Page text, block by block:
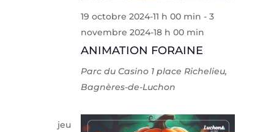
ANIMATION FORAINE
19 octobre 2024-11 h 00 min -3
novembre 2024-18 h 00 min
Parc du Casino 1 place Richelieu,
Bagnères-de-Luchon
jeu